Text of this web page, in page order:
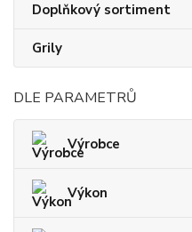
Doplňkový sortiment
Grily
DLE PARAMETRŮ
Výrobce
Výkon